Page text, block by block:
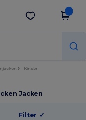
App holen
Kinder
Jacken
Filter ✓